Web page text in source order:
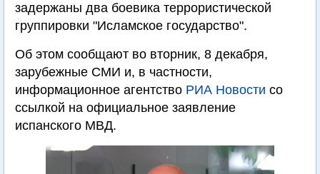
задержаны два боевика террористической
группировки "Исламское государство".
Об этом сообщают во вторник, 8 декабря,
зарубежные СМИ и, в частности,
информационное агентство РИА Новости со
ссылкой на официальное заявление
испанского МВД.